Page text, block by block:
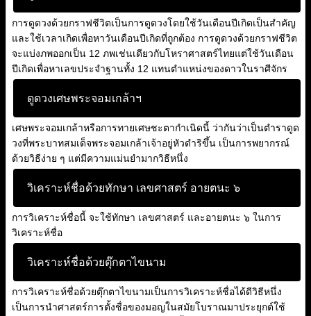
การดูดวงด้วยกราฟชีวิตเป็นการดูดวงโดยใช้วันเดือนปีเกิดเป็นสำคัญ
และใช้เวลาเกิดเพื่อหาวันเดือนปีเกิดที่ถูกต้อง การดูดวงด้วยกราฟชีวิต
จะแบ่งภพออกเป็น 12 ภพเช่นเดียวกับโหราศาสตร์ไทยแต่ใช้วันเดือน
ปีเกิดเพื่อหาเลขประจำฐานทั้ง 12 แทนตำแหน่งของดาวในราศีจักร
ดูดวงเศษพระจอมเกล้าฯ
เศษพระจอมเกล้าหรือการทายเศษชะตากำเนิดนี้ ว่ากันว่าเป็นตำราดูด
วงที่พระบาทสมเด็จพระจอมเกล้าเจ้าอยู่หัวดำริขึ้น เป็นการพยากรณ์
ด้วยวิธีง่าย ๆ แต่มีความแม่นยำมากวิธีหนึ่ง
วิเคราะห์ชื่อด้วยทักษา เลขศาสตร์ อายตนะ ๖
การวิเคราะห์ชื่อนี้ จะใช้ทักษา เลขศาสตร์ และอายตนะ ๖ ในการ
วิเคราะห์ชื่อ
วิเคราะห์ชื่อด้วยตุ๊กตาไขนาม
การวิเคราะห์ชื่อด้วยตุ๊กตาไขนามเป็นการวิเคราะห์ชื่อได้ดีวิธีหนึ่ง
เป็นการนำศาสตร์การตั้งชื่อของมอญในสมัยโบราณมาประยุกต์ใช้